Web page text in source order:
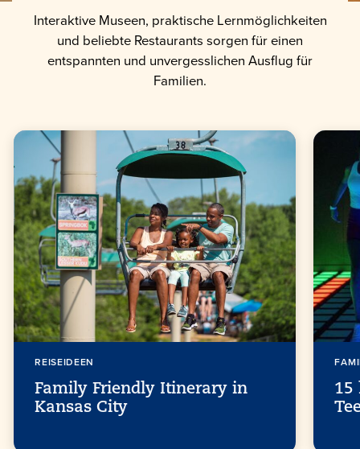
Interaktive Museen, praktische Lernmöglichkeiten
und beliebte Restaurants sorgen für einen
entspannten und unvergesslichen Ausflug für
Familien.
REISEIDEEN
Family Friendly Itinerary in
Kansas City
15